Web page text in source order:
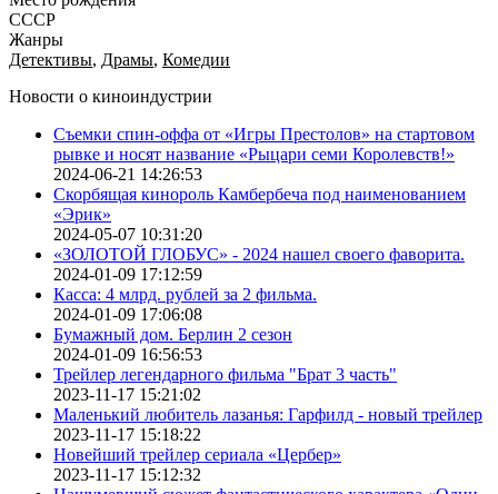
СССР
Жанры
Детективы, Драмы, Комедии
Новости о киноиндустрии
Съемки спин-оффа от «Игры Престолов» на стартовом
рывке и носят название «Рыцари семи Королевств!»
2024-06-21 14:26:53
Скорбящая кинороль Камбербеча под наименованием
«Эрик»
2024-05-07 10:31:20
«ЗОЛОТОЙ ГЛОБУС» - 2024 нашел своего фаворита.
2024-01-09 17:12:59
Касса: 4 млрд. рублей за 2 фильма.
2024-01-09 17:06:08
Бумажный дом. Берлин 2 сезон
2024-01-09 16:56:53
Трейлер легендарного фильма "Брат 3 часть"
2023-11-17 15:21:02
Маленький любитель лазанья: Гарфилд - новый трейлер
2023-11-17 15:18:22
Новейший трейлер сериала «Цербер»
2023-11-17 15:12:32